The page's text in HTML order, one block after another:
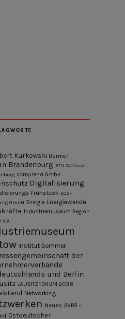
Kurkowski Barmer
Brandenburg BTU Cottbus-
comprend GmbH
Digitalisierung
Frühstück ECB-
GmbH Energie Energiewende
Industriemuseum Region
e.V.
Institut Sommer
der
und Berlin
LAUSITZFORUM 2038
Networking
Neues UVBB -
Ostdeutscher